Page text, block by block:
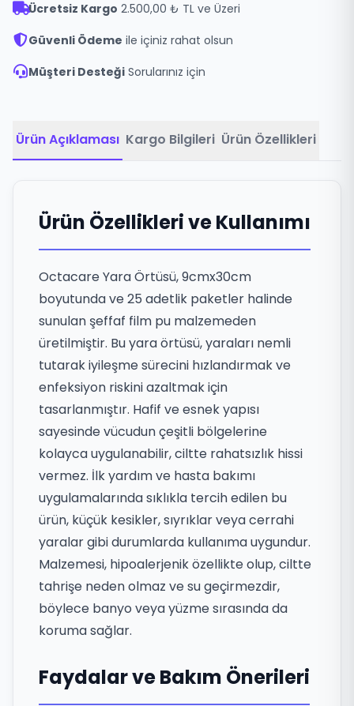
Ücretsiz Kargo 2.500,00 ₺ TL ve Üzeri
Güvenli Ödeme ile içiniz rahat olsun
Müşteri Desteği Sorularınız için
Ürün Açıklaması Kargo Bilgileri Ürün Özellikleri
Ürün Özellikleri ve Kullanımı
Octacare Yara Örtüsü, 9cmx30cm
boyutunda ve 25 adetlik paketler halinde
sunulan şeffaf film pu malzemeden
üretilmiştir. Bu yara örtüsü, yaraları nemli
tutarak iyileşme sürecini hızlandırmak ve
enfeksiyon riskini azaltmak için
tasarlanmıştır. Hafif ve esnek yapısı
sayesinde vücudun çeşitli bölgelerine
kolayca uygulanabilir, ciltte rahatsızlık hissi
vermez. İlk yardım ve hasta bakımı
uygulamalarında sıklıkla tercih edilen bu
ürün, küçük kesikler, sıyrıklar veya cerrahi
yaralar gibi durumlarda kullanıma uygundur.
Malzemesi, hipoalerjenik özellikte olup, ciltte
tahrişe neden olmaz ve su geçirmezdir,
böylece banyo veya yüzme sırasında da
koruma sağlar.
Faydalar ve Bakım Önerileri